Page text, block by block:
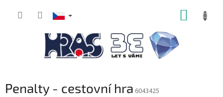
Penalty - cestovní hra 6043425